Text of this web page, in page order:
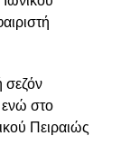
σεζόν
στο
Πειραιώς